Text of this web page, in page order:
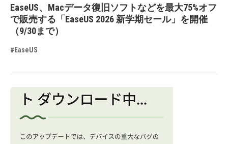
EaseUS、Macデータ復旧ソフトなどを最大75%オフ
で販売する「EaseUS 2026 新学期セール」を開催
（9/30まで）
#EaseUS